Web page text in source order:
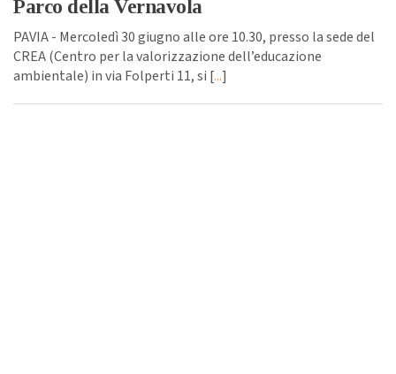
Parco della Vernavola
PAVIA - Mercoledì 30 giugno alle ore 10.30, presso la sede del
CREA (Centro per la valorizzazione dell’educazione
ambientale) in via Folperti 11, si [...]